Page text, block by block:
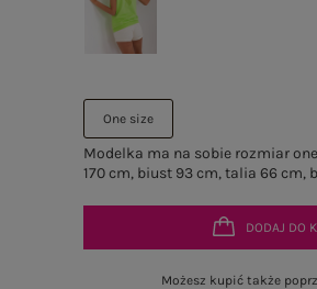
One size
Modelka ma na sobie rozmiar
170 cm, biust 93 cm, talia 66 cm,
DODAJ DO
Możesz kupić także